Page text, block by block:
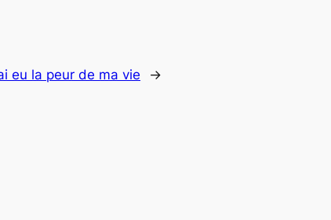
eu la peur de ma vie →